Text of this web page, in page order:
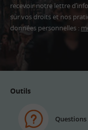
recevoir notre lettre
sur vos droits et nos
données personnelles :
Adresse
Outils
Questions